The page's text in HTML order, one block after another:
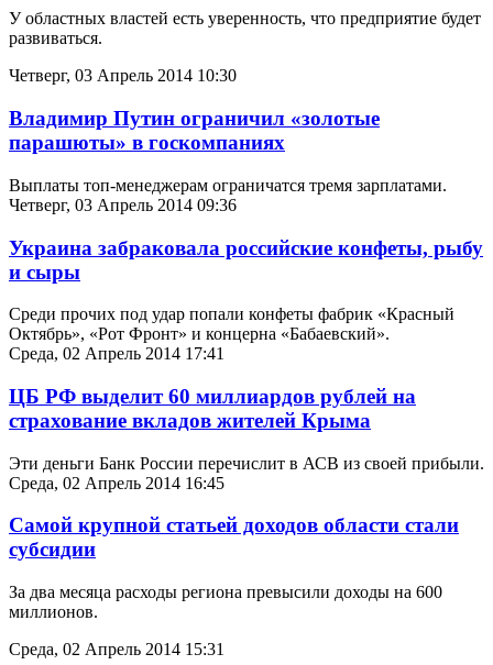
У областных властей есть уверенность, что предприятие будет
развиваться.
Четверг, 03 Апрель 2014 10:30
Владимир Путин ограничил «золотые
парашюты» в госкомпаниях
Выплаты топ-менеджерам ограничатся тремя зарплатами.
Четверг, 03 Апрель 2014 09:36
Украина забраковала российские конфеты, рыбу
и сыры
Среди прочих под удар попали конфеты фабрик «Красный
Октябрь», «Рот Фронт» и концерна «Бабаевский».
Среда, 02 Апрель 2014 17:41
ЦБ РФ выделит 60 миллиардов рублей на
страхование вкладов жителей Крыма
Эти деньги Банк России перечислит в АСВ из своей прибыли.
Среда, 02 Апрель 2014 16:45
Самой крупной статьей доходов области стали
субсидии
За два месяца расходы региона превысили доходы на 600
миллионов.
Среда, 02 Апрель 2014 15:31